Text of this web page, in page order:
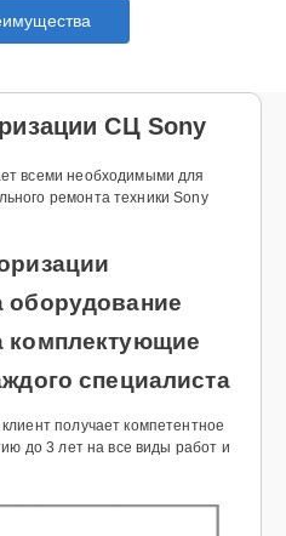
СЦ Sony
всеми необходимыми для
ремонта техники Sony
оборудование
комплектующие
специалиста
получает компетентное
до 3 лет на все виды работ и